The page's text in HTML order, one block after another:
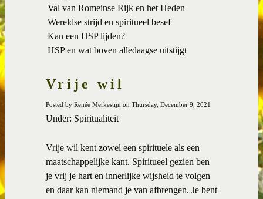
Val van Romeinse Rijk en het Heden
Wereldse strijd en spiritueel besef
Kan een HSP lijden?
HSP en wat boven alledaagse uitstijgt
Vrije wil
Posted by Renée Merkestijn on Thursday, December 9, 2021
Under: Spiritualiteit
Vrije wil kent zowel een spirituele als een
maatschappelijke kant. Spiritueel gezien ben
je vrij je hart en innerlijke wijsheid te volgen
en daar kan niemand je van afbrengen. Je bent